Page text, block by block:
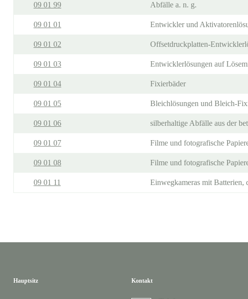
09 01 99 Abfälle a. n. g.
09 01 01 Entwickler und
09 01 02 Offsetdruckplatten-
09 01 03 Entwicklerlösungen auf
09 01 04 Fixierbäder
09 01 05 Bleichlösungen und Bleich-
09 01 06 silberhaltige Abfälle aus der
09 01 07 Filme und fotografische
09 01 08 Filme und fotografische
09 01 11 Einwegkameras mit Batterien,
Hauptsitz Kontakt